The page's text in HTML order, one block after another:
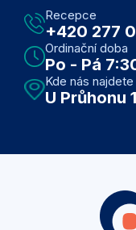
Recepce
+420 277
Ordinační doba
Po - Pá
Kde nás najdete
U Průhonu